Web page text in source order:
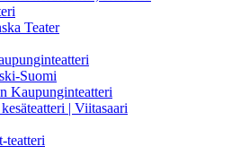
Teater
Suomi
Kaupunginteatteri
| Viitasaari
teatteri